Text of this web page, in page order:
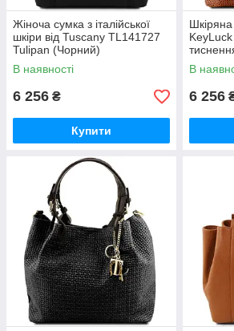
Жіноча сумка з італійської
шкіри від Tuscany TL141727
Tulipan (Чорний)
В наявності
6 256 ₴
Купити
В
6 256